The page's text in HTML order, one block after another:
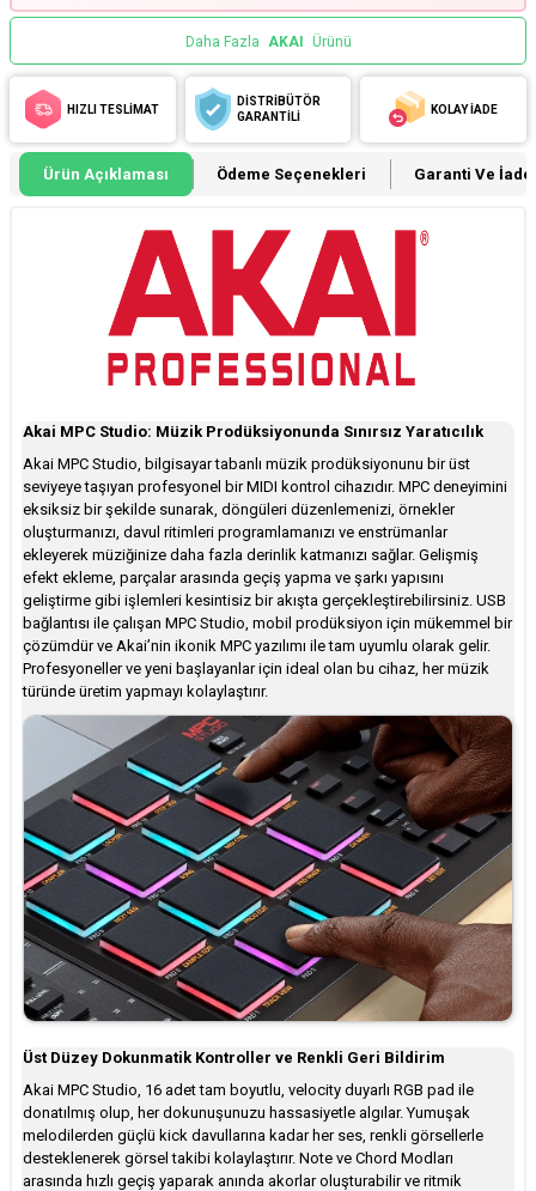
Daha Fazla AKAI Ürünü
HIZLI TESLİMAT
DİSTRİBÜTÖR
GARANTİLİ
KOLAY İADE
Ürün Açıklaması Ödeme Seçenekleri Garanti Ve İade
Akai MPC Studio: Müzik Prodüksiyonunda Sınırsız Yaratıcılık
Akai MPC Studio, bilgisayar tabanlı müzik prodüksiyonunu bir üst
seviyeye taşıyan profesyonel bir MIDI kontrol cihazıdır. MPC deneyimini
eksiksiz bir şekilde sunarak, döngüleri düzenlemenizi, örnekler
oluşturmanızı, davul ritimleri programlamanızı ve enstrümanlar
ekleyerek müziğinize daha fazla derinlik katmanızı sağlar. Gelişmiş
efekt ekleme, parçalar arasında geçiş yapma ve şarkı yapısını
geliştirme gibi işlemleri kesintisiz bir akışta gerçekleştirebilirsiniz. USB
bağlantısı ile çalışan MPC Studio, mobil prodüksiyon için mükemmel bir
çözümdür ve Akai’nin ikonik MPC yazılımı ile tam uyumlu olarak gelir.
Profesyoneller ve yeni başlayanlar için ideal olan bu cihaz, her müzik
türünde üretim yapmayı kolaylaştırır.
Üst Düzey Dokunmatik Kontroller ve Renkli Geri Bildirim
Akai MPC Studio, 16 adet tam boyutlu, velocity duyarlı RGB pad ile
donatılmış olup, her dokunuşunuzu hassasiyetle algılar. Yumuşak
melodilerden güçlü kick davullarına kadar her ses, renkli görsellerle
desteklenerek görsel takibi kolaylaştırır. Note ve Chord Modları
arasında hızlı geçiş yaparak anında akorlar oluşturabilir ve ritmik